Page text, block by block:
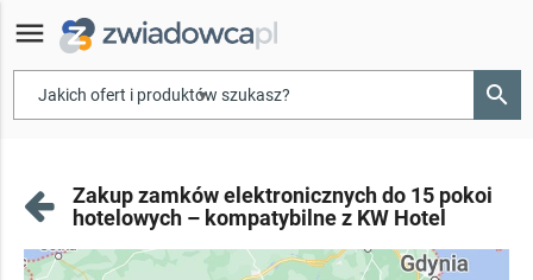
menu
▾ search
Zakup zamków elektronicznych do 15 pokoi
hotelowych – kompatybilne z KW Hotel